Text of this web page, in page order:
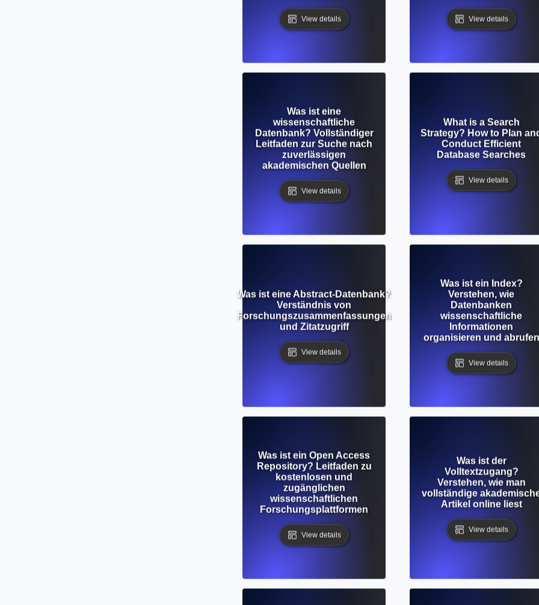
View details View details
Was ist eine
wissenschaftliche
Datenbank? Vollständiger
Leitfaden zur Suche nach
zuverlässigen
akademischen Quellen
View details
What is a Search
Strategy? How to Plan
Conduct Efficient
Database Searches
View details
Was ist eine Abstract-Datenbank?
Verständnis von
Forschungszusammenfassungen
und Zitatzugriff
View details
Was ist ein Index?
Verstehen, wie
Datenbanken
wissenschaftliche
Informationen
organisieren und abrufen
View details
Was ist ein Open Access
Repository? Leitfaden zu
kostenlosen und
zugänglichen
wissenschaftlichen
Forschungsplattformen
View details
Was ist der
Volltextzugang?
Verstehen, wie man
vollständige
Artikel online liest
View details